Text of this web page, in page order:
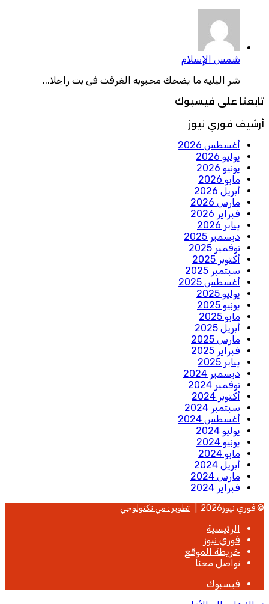
شمس الإسلام
شر البليه ما يضحك محبوبه الغرقت فى بت راجلا...
تابعنا على فيسبوك
أرشيف فوري نيوز
أغسطس 2026
يوليو 2026
يونيو 2026
مايو 2026
أبريل 2026
مارس 2026
فبراير 2026
يناير 2026
ديسمبر 2025
نوفمبر 2025
أكتوبر 2025
سبتمبر 2025
أغسطس 2025
يوليو 2025
يونيو 2025
مايو 2025
أبريل 2025
مارس 2025
فبراير 2025
يناير 2025
ديسمبر 2024
نوفمبر 2024
أكتوبر 2024
سبتمبر 2024
أغسطس 2024
يوليو 2024
يونيو 2024
مايو 2024
أبريل 2024
مارس 2024
فبراير 2024
© فوري نيوز2026 | تطوير : مي تكنولوجي
الرئيسية
فوري نيوز
خريطة الموقع
تواصل معنا
فيسبوك